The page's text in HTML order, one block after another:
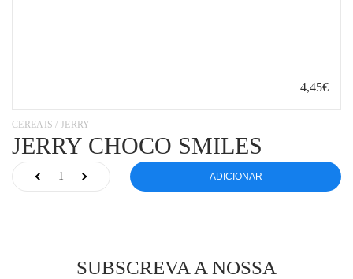
4,45€
CEREAIS / JERRY
JERRY CHOCO SMILES
ADICIONAR
SUBSCREVA A NOSSA